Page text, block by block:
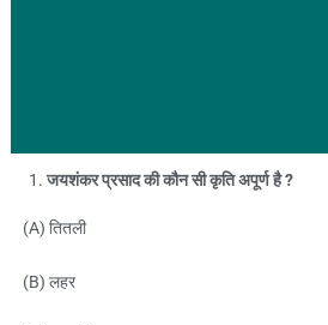
जयशंकर प्रसाद की कौन सी कृति अपूर्ण है ?
(A) तितली
(B) लहर